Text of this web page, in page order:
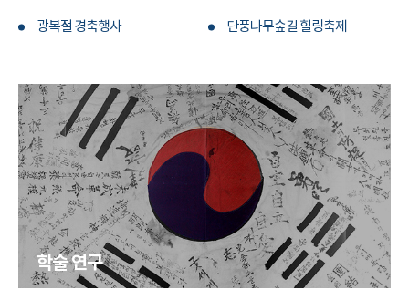
광복절 경축행사 단풍나무숲길 힐링축제
학술 연구